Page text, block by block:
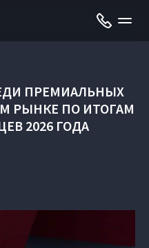
ПРЕМИАЛЬНЫХ
РЫНКЕ ПО ИТОГАМ
2026 ГОДА